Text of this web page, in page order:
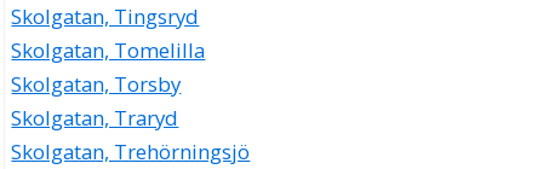
Skolgatan, Tingsryd
Skolgatan, Tomelilla
Skolgatan, Torsby
Skolgatan, Traryd
Skolgatan, Trehörningsjö